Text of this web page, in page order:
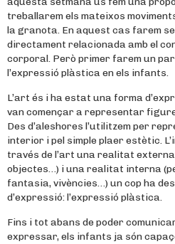
treballarem els mateixos
la granota. En aquest cas farem
directament relacionada amb el
corporal. Però primer farem un
l’expressió plàstica en els infants.
L’art és i ha estat una forma
van començar a representar
Des d’aleshores l’utilitzem per
interior i pel simple plaer estètic.
través de l’art una realitat externa
objectes…) i una realitat interna
fantasia, vivències…) un cop ha
d’expressió: l’expressió plàstica.
Fins i tot abans de poder
expressar, els infants ja són